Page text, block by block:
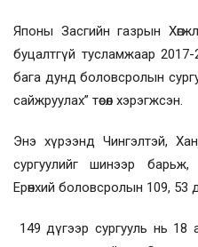
Японы Засгийн газрын
буцалтгүй тусламжаар
бага дунд боловсролын
сайжруулах” төсөл хэрэгжсэн.
Энэ хүрээнд Чингэлтэй,
сургуулийг шинээр
Ерөнхий боловсролын 109, 53
149 дүгээр сургууль нь 18